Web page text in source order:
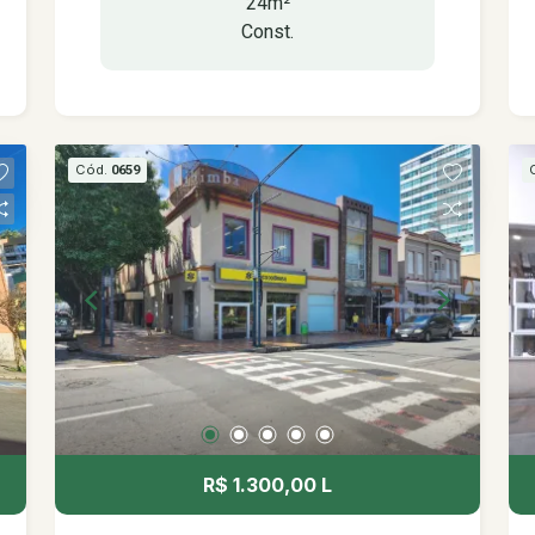
praça pedro sanches, hotéis, - salão de
estética e beleza, barbearias, - thermas
de animais. Está à: - 180 mts prefeitura
municipal
Const.
Cód. 0659
R$ 1.300,00 L